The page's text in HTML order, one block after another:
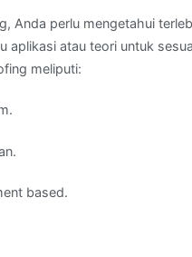
Anda perlu mengetahui
aplikasi atau teori untuk
meliputi:
based.